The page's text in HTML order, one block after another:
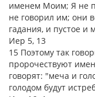
именем Моим; Я не
не говорил им; они
гадания, и пустое и
Иер 5, 13
15 Поэтому так
пророчествуют
говорят: "меча и
голодом будут